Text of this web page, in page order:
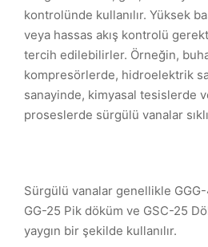
kontrolünde kullanılır. Yüksek
veya hassas akış kontrolü
tercih edilebilirler. Örneğin,
kompresörlerde, hidroelektrik
sanayinde, kimyasal tesislerde
proseslerde sürgülü vanalar
Sürgülü vanalar genellikle
GG-25 Pik döküm ve GSC-25
yaygın bir şekilde kullanılır.